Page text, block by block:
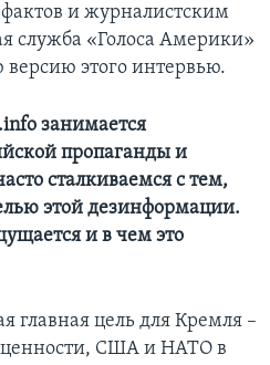
и журналистским
служба «Голоса Америки»
этого интервью.
info занимается
пропаганды и
сталкиваемся с тем,
этой дезинформации.
и в чем это
главная цель для Кремля –
ценности, США и НАТО в